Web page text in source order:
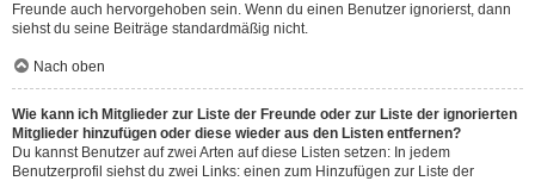
Freunde auch hervorgehoben sein. Wenn du einen Benutzer ignorierst, dann
siehst du seine Beiträge standardmäßig nicht.
Nach oben
Wie kann ich Mitglieder zur Liste der Freunde oder zur Liste der ignorierten
Mitglieder hinzufügen oder diese wieder aus den Listen entfernen?
Du kannst Benutzer auf zwei Arten auf diese Listen setzen: In jedem
Benutzerprofil siehst du zwei Links: einen zum Hinzufügen zur Liste der